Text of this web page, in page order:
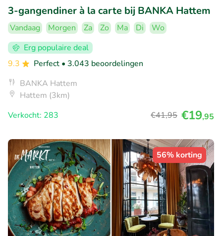
3-gangendiner à la carte bij BANKA Hattem
Vandaag Morgen Za Zo Ma Di
Wo
Erg populaire deal
9.3
Perfect • 3.043 beoordelingen
BANKA Hattem
Hattem (3km)
Verkocht: 283
€41,95 €19,95
56% korting